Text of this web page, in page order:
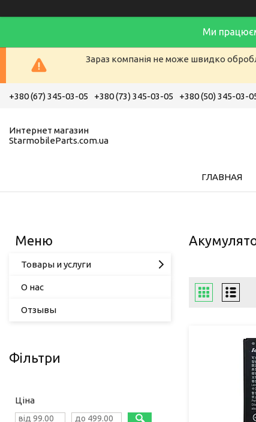
Ми
Зараз компанія не може швидко
+380 (67) 345-03-05 +380 (73) 345-03-05 +380 (50) 345-03-
Интернет магазин
StarmobileParts.com.ua
ГЛАВНАЯ
Товары и услуги
О нас
Отзывы
Фільтри
Ціна